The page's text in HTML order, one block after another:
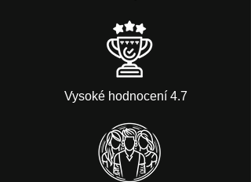
Vysoké hodnocení 4.7